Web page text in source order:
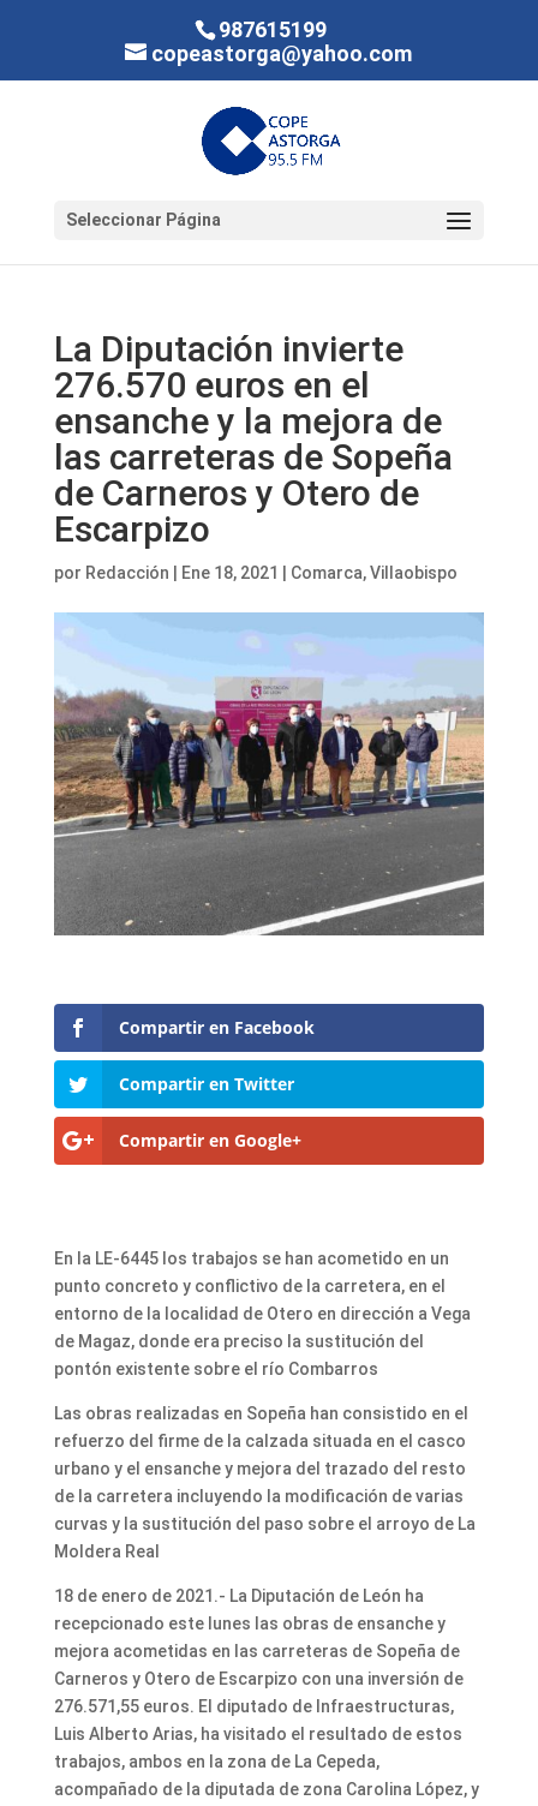
987615199
copeastorga@yahoo.com
Seleccionar Página
La Diputación invierte
276.570 euros en el
ensanche y la mejora de
las carreteras de Sopeña
de Carneros y Otero de
Escarpizo
por Redacción Ene 18, 2021 Comarca,Villaobispo
Compartir en Facebook
Compartir en Twitter
Compartir en Google+
En la LE-6445 los trabajos se han acometido en un
punto concreto y conflictivo de la carretera, en el
entorno de la localidad de Otero en dirección a Vega
de Magaz, donde era preciso la sustitución del
pontón existente sobre el río Combarros
Las obras realizadas en Sopeña han consistido en el
refuerzo del firme de la calzada situada en el casco
urbano y el ensanche y mejora del trazado del resto
de la carretera incluyendo la modificación de varias
curvas y la sustitución del paso sobre el arroyo de La
Moldera Real
18 de enero de 2021.- La Diputación de León ha
recepcionado este lunes las obras de ensanche y
mejora acometidas en las carreteras de Sopeña de
Carneros y Otero de Escarpizo con una inversión de
276.571,55 euros. El diputado de Infraestructuras,
Luis Alberto Arias, ha visitado el resultado de estos
trabajos, ambos en la zona de La Cepeda,
acompañado de la diputada de zona Carolina López, y